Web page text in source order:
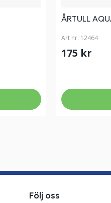
ÅRTULL
Art nr: 12464
175 kr
Följ oss